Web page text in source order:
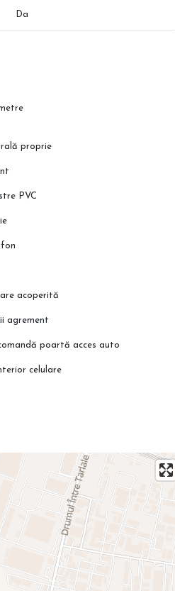
de prezentare. Suprafața exactă va
Da
proprie
PVC
acoperită
agrement
poartă acces auto
celulare